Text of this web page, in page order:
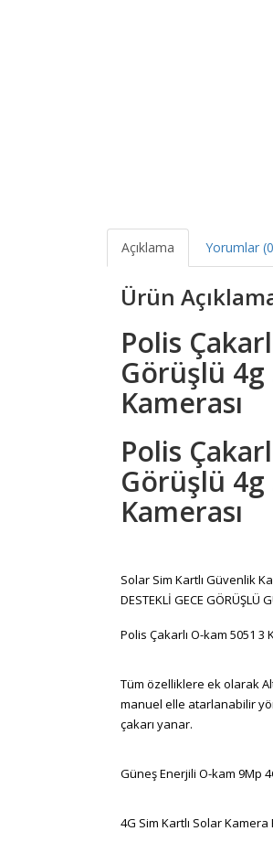
Açıklama Yorumlar
Ürün
Polis
Görüşlü
Kamerası
Polis
Görüşlü
Kamerası
Solar Sim Kartlı Güvenlik
DESTEKLİ GECE GÖRÜŞLÜ
Polis Çakarlı O-kam 5051
Tüm özelliklere ek olarak
manuel elle atarlanabilir
çakarı yanar.
Güneş Enerjili O-kam 9Mp
4G Sim Kartlı Solar